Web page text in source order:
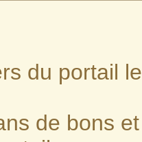
du portail
de bons